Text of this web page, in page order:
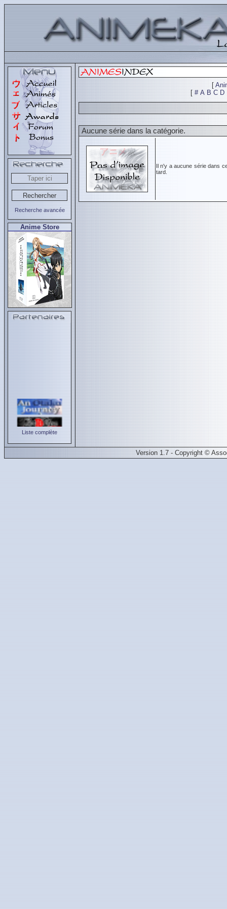
Recherche avancée
Anime Store
Liste complète
[
[ # A B C D
Aucune série dans la catégorie.
Il n'y a aucune série dans
tard.
Version 1.7 - Copyright ©